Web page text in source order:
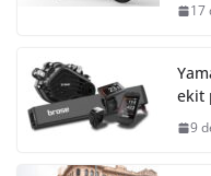
17
ekit
9